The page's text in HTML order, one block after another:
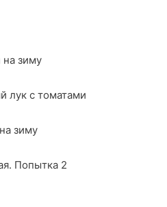
на зиму
лук с томатами
зиму
Попытка 2